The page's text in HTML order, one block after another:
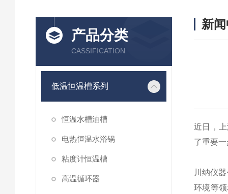
产品分类
CASSIFICATION
低温恒温槽系列
恒温水槽油槽
电热恒温水浴锅
粘度计恒温槽
高温循环器
新
近日，
了重要
川纳仪
环境等